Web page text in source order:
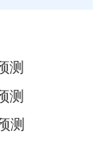
测
测
测